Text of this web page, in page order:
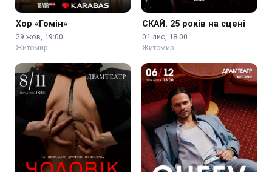
Хор «Гомін»
29 жов, 19:00
Житомир
СКАЙ. 25 років на сцені
01 лис, 18:00
Житомир